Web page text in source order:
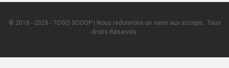
© 2018 - 2026 - TOGO SCOOP | Nous redonnons un sens aux scoops.. Tous
droits Réservés.